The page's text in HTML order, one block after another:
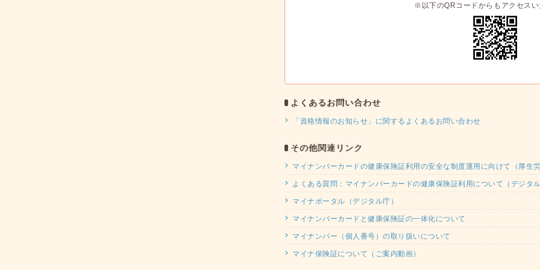
※以下のQRコードからもアクセス
よくあるお問い合わせ
「資格情報のお知らせ」に関するよくあるお問い合わせ
その他関連リンク
マイナンバーカードの健康保険証利用の安全な制度運用に向けて（厚生
よくある質問：マイナンバーカードの健康保険証利用について（デジタ
マイナポータル（デジタル庁）
マイナンバーカードと健康保険証の一体化について
マイナンバー（個人番号）の取り扱いについて
マイナ保険証について（ご案内動画）